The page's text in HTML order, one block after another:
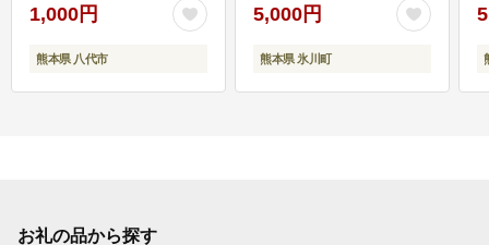
1,000円
熊本県 八代市
5,000円
熊本県 氷川町
お礼の品から探す